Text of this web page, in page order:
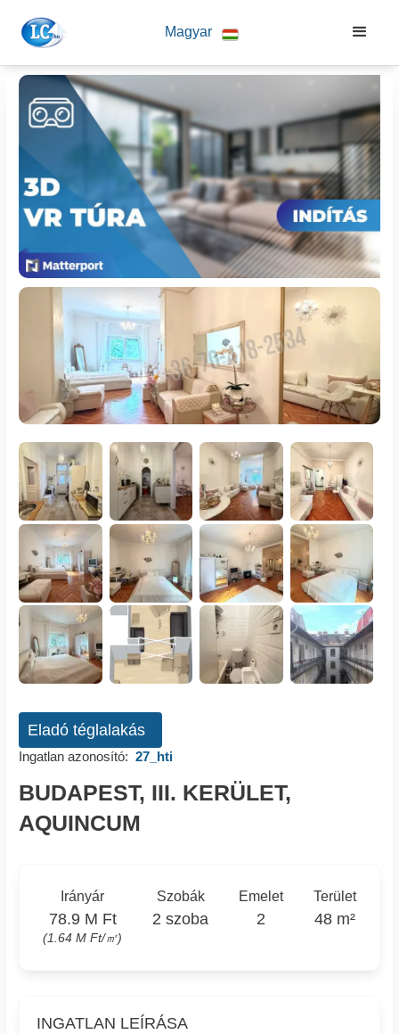
Magyar
Eladó téglalakás
Ingatlan azonosító: 27_hti
BUDAPEST, III. KERÜLET,
AQUINCUM
Irányár
78.9 M Ft
(1.64 M Ft/㎡)
Szobák
2 szoba
Emelet
2
Terület
48 m²
INGATLAN LEÍRÁSA